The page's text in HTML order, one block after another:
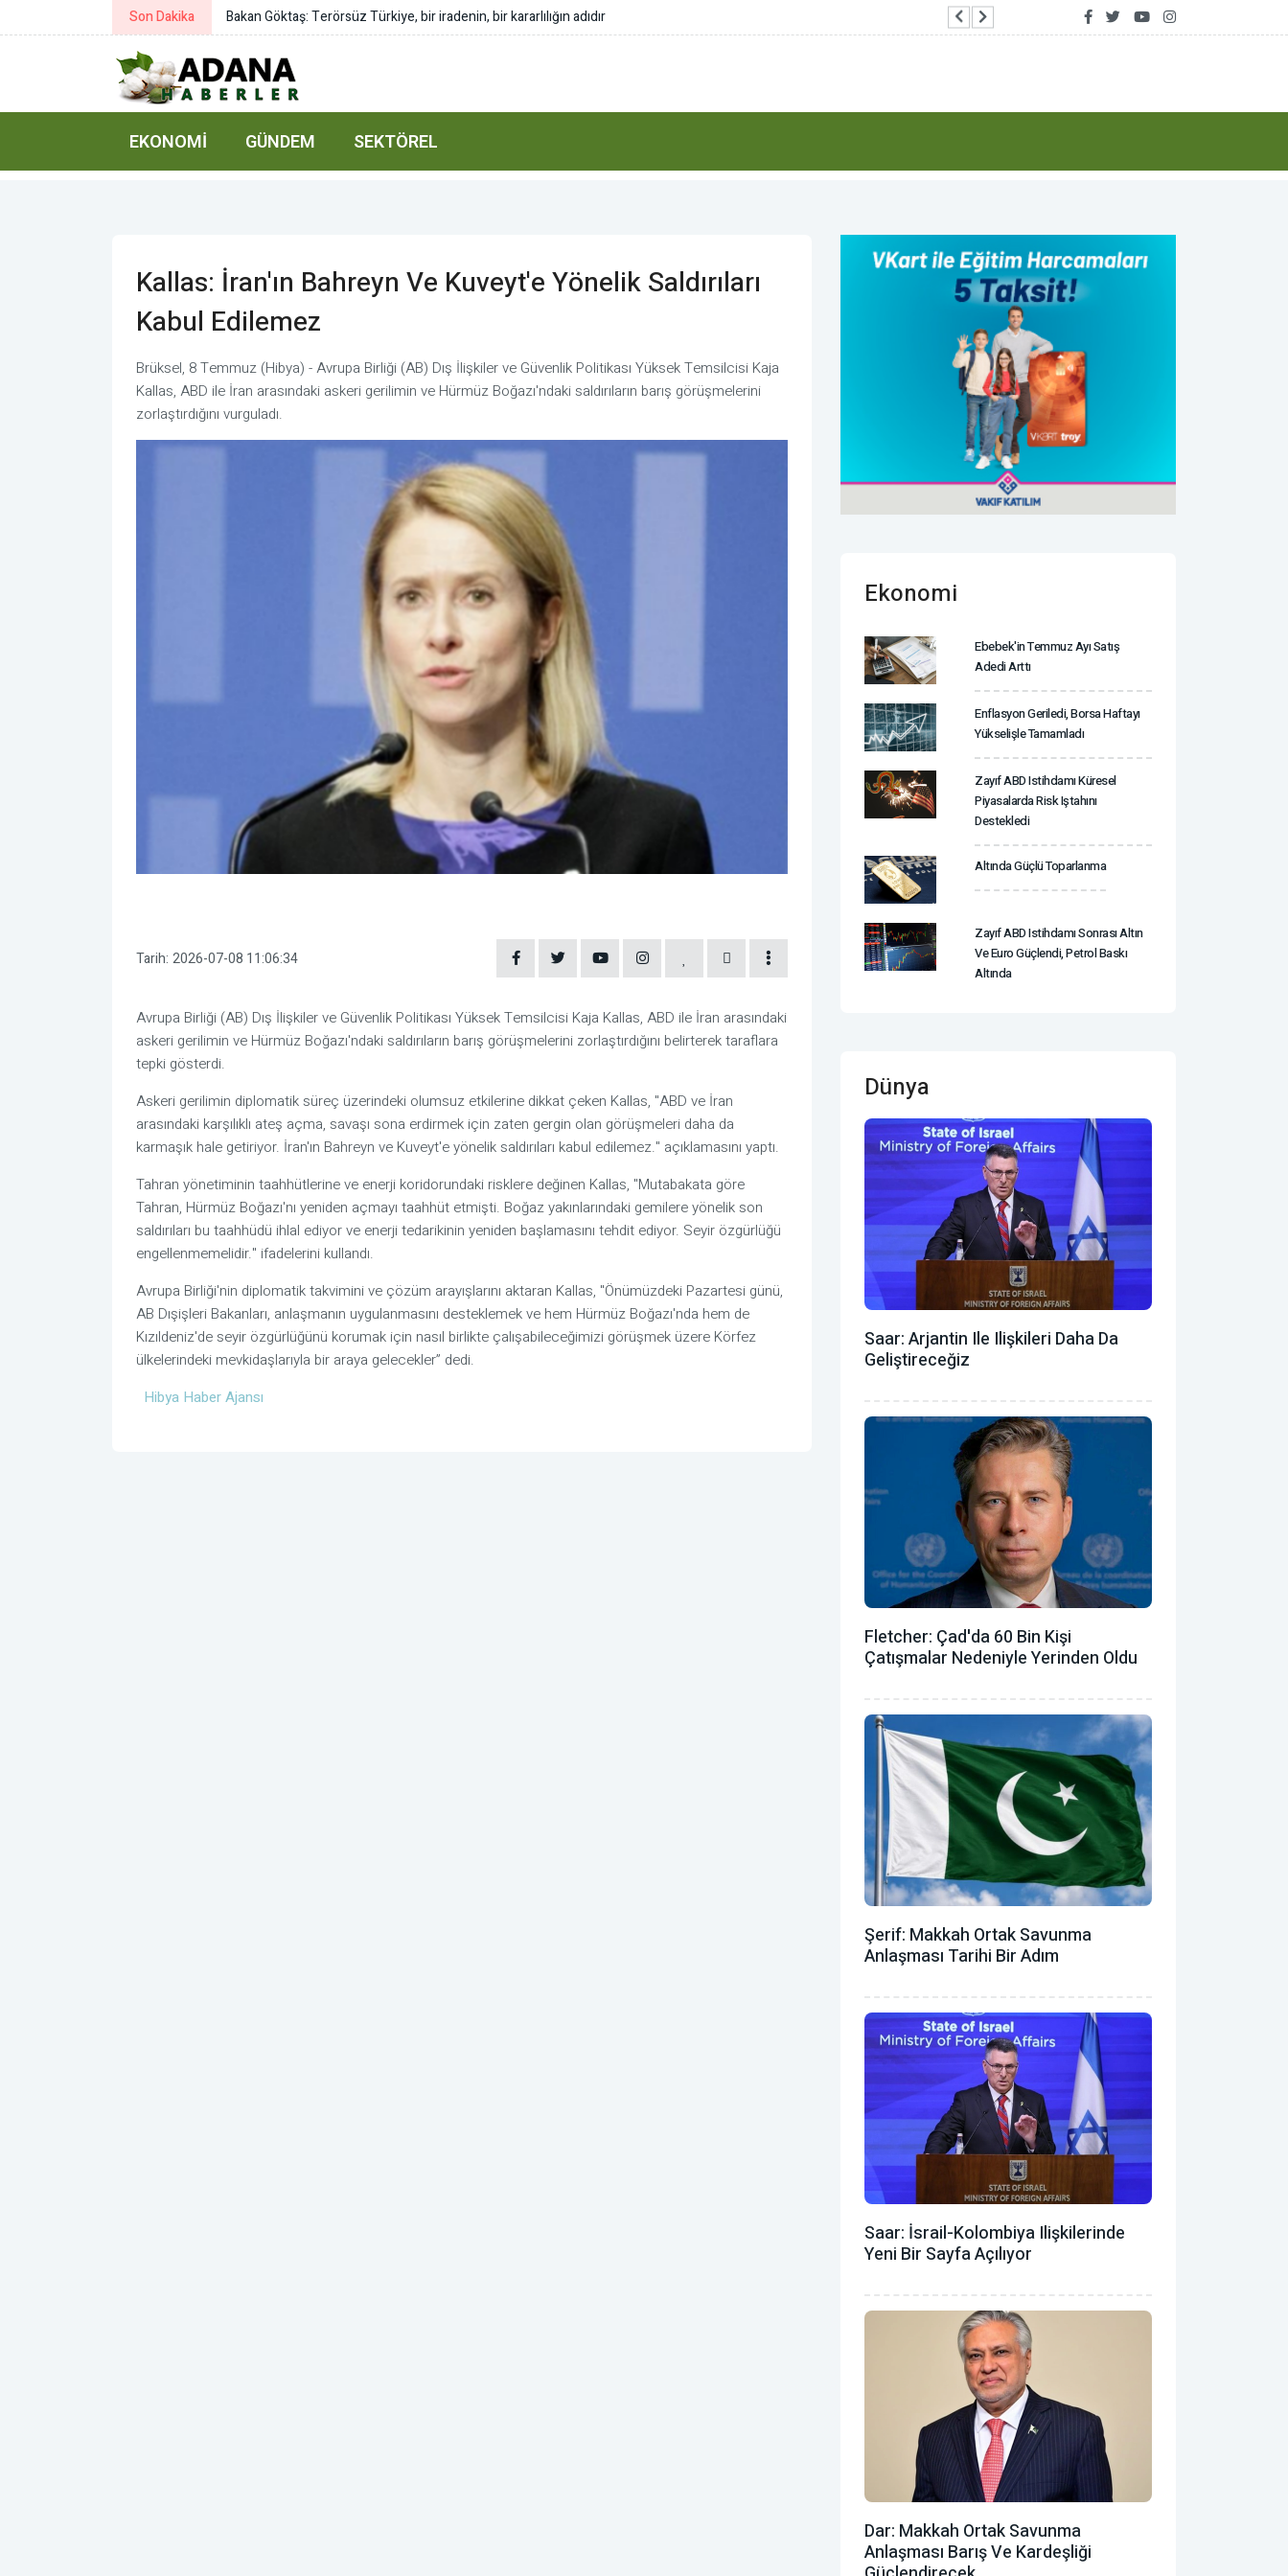
Son Dakika Duran: Mekke Ortak Savunma Anlaşması bölgesel güvenlik için tarihi bir adım Bakan Bolat: Türkiye Yüzyılı hedefleri
EKONOMI GÜNDEM SEKTÖREL
Kallas: İran'ın Bahreyn Ve Kuveyt'e Yönelik Saldırıları
Kabul Edilemez
Brüksel, 8 Temmuz (Hibya) - Avrupa Birliği (AB) Dış İlişkiler ve Güvenlik Politikası Yüksek Temsilcisi Kaja
Kallas, ABD ile İran arasındaki askeri gerilimin ve Hürmüz Boğazı'ndaki saldırıların barış görüşmelerini
zorlaştırdığını vurguladı.
Tarih: 2026-07-08 11:06:34
Avrupa Birliği (AB) Dış İlişkiler ve Güvenlik Politikası Yüksek Temsilcisi Kaja Kallas, ABD ile İran arasındaki
askeri gerilimin ve Hürmüz Boğazı'ndaki saldırıların barış görüşmelerini zorlaştırdığını belirterek taraflara
tepki gösterdi.
Askeri gerilimin diplomatik süreç üzerindeki olumsuz etkilerine dikkat çeken Kallas, "ABD ve İran
arasındaki karşılıklı ateş açma, savaşı sona erdirmek için zaten gergin olan görüşmeleri daha da
karmaşık hale getiriyor. İran'ın Bahreyn ve Kuveyt'e yönelik saldırıları kabul edilemez." açıklamasını yaptı.
Tahran yönetiminin taahhütlerine ve enerji koridorundaki risklere değinen Kallas, "Mutabakata göre
Tahran, Hürmüz Boğazı'nı yeniden açmayı taahhüt etmişti. Boğaz yakınlarındaki gemilere yönelik son
saldırıları bu taahhüdü ihlal ediyor ve enerji tedarikinin yeniden başlamasını tehdit ediyor. Seyir özgürlüğü
engellenmemelidir." ifadelerini kullandı.
Avrupa Birliği'nin diplomatik takvimini ve çözüm arayışlarını aktaran Kallas, "Önümüzdeki Pazartesi günü,
AB Dışişleri Bakanları, anlaşmanın uygulanmasını desteklemek ve hem Hürmüz Boğazı'nda hem de
Kızıldeniz'de seyir özgürlüğünü korumak için nasıl birlikte çalışabileceğimizi görüşmek üzere Körfez
ülkelerindeki mevkidaşlarıyla bir araya gelecekler” dedi.
Hibya Haber Ajansı
Ekonomi
Ebebek'in Temmuz Ayı Satış
Adedi Arttı
Enflasyon Geriledi, Borsa Haftayı
Yükselişle Tamamladı
Zayıf ABD Istihdamı Küresel
Piyasalarda Risk Iştahını
Destekledi
Altında Güçlü Toparlanma
Zayıf ABD Istihdamı Sonrası Altın
Ve Euro Güçlendi, Petrol Baskı
Altında
Dünya
Saar: Arjantin Ile Ilişkileri Daha Da
Geliştireceğiz
Fletcher: Çad'da 60 Bin Kişi
Çatışmalar Nedeniyle Yerinden Oldu
Şerif: Makkah Ortak Savunma
Anlaşması Tarihi Bir Adım
Saar: İsrail-Kolombiya Ilişkilerinde
Yeni Bir Sayfa Açılıyor
Dar: Makkah Ortak Savunma
Anlaşması Barış Ve Kardeşliği